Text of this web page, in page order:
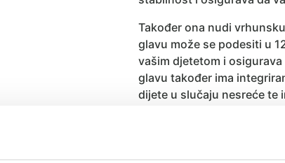
Također ona nudi
glavu može se podesiti u
vašim djetetom i
glavu također ima
dijete u slučaju nesreće te